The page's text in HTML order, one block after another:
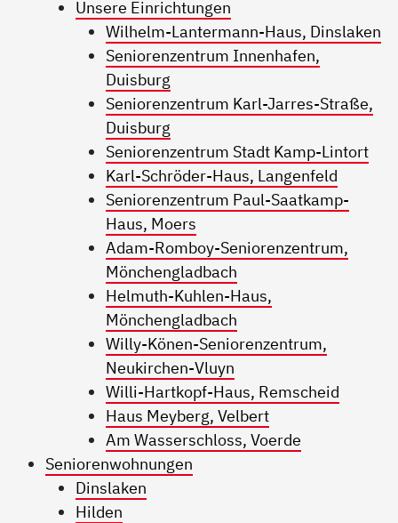
Unsere Einrichtungen
Wilhelm-Lantermann-Haus, Dinslaken
Seniorenzentrum Innenhafen,
Duisburg
Seniorenzentrum Karl-Jarres-Straße,
Duisburg
Seniorenzentrum Stadt Kamp-Lintort
Karl-Schröder-Haus, Langenfeld
Seniorenzentrum Paul-Saatkamp-
Haus, Moers
Adam-Romboy-Seniorenzentrum,
Mönchengladbach
Helmuth-Kuhlen-Haus,
Mönchengladbach
Willy-Könen-Seniorenzentrum,
Neukirchen-Vluyn
Willi-Hartkopf-Haus, Remscheid
Haus Meyberg, Velbert
Am Wasserschloss, Voerde
Seniorenwohnungen
Dinslaken
Hilden